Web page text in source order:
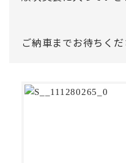
ご納車までお待ちく